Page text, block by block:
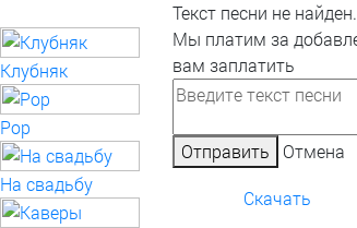
Текст песни не найден.
Мы платим за
вам заплатить
Отправить Отмена
Скачать
Клубняк
Pop
На свадьбу